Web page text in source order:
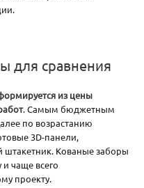
для сравнения
из цены
. Самым бюджетным
по возрастанию
3D-панели,
штакетник. Кованые заборы
чаще всего
проекту.